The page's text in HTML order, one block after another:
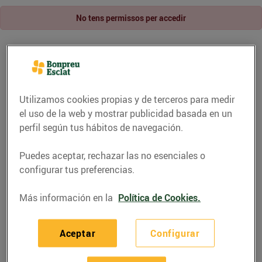
No tens permissos per accedir
Utilizamos cookies propias y de terceros para medir
el uso de la web y mostrar publicidad basada en un
perfil según tus hábitos de navegación.
Puedes aceptar, rechazar las no esenciales o
configurar tus preferencias.
Más información en la Política de Cookies.
Configurar
Aceptar